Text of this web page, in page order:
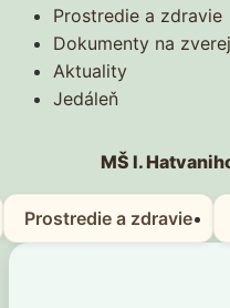
Prostredie a zdravie
Dokumenty na
Aktuality
Jedáleň
MŠ I.
Prostredie a zdravie